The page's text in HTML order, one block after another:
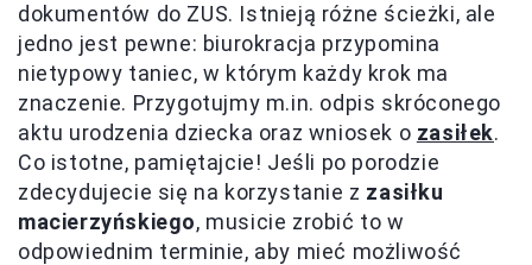
dokumentów do ZUS. Istnieją różne ścieżki, ale
jedno jest pewne: biurokracja przypomina
nietypowy taniec, w którym każdy krok ma
znaczenie. Przygotujmy m.in. odpis skróconego
aktu urodzenia dziecka oraz wniosek o zasiłek.
Co istotne, pamiętajcie! Jeśli po porodzie
zdecydujecie się na korzystanie z zasiłku
macierzyńskiego, musicie zrobić to w
odpowiednim terminie, aby mieć możliwość